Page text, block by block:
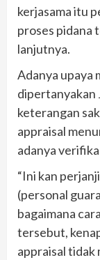
kerjasama itu
proses pidana
lanjutnya.
Adanya upaya
dipertanyakan
keterangan
appraisal
adanya
“Ini kan
(personal
bagaimana
tersebut,
appraisal tidak